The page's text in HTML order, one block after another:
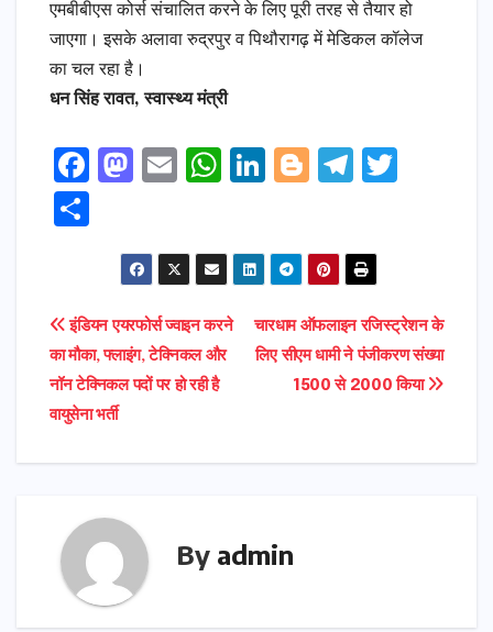
एमबीबीएस कोर्स संचालित करने के लिए पूरी तरह से तैयार हो
जाएगा। इसके अलावा रुद्रपुर व पिथौरागढ़ में मेडिकल कॉलेज
का चल रहा है।
धन सिंह रावत, स्वास्थ्य मंत्री
F
o
o
k
M
t
d
o
E
l
W
ts
p
Li
e
n
Bl
g
r
T
gr
m r
ar
e
Post
navigation
चारधाम ऑफलाइन रजिस्ट्रेशन के
लिए सीएम धामी ने पंजीकरण संख्या
1500 से 2000 किया
इंडियन एयरफोर्स ज्वाइन करने
का मौका, फ्लाइंग, टेक्निकल और
नॉन टेक्निकल पदों पर हो रही है
वायुसेना भर्ती
By admin